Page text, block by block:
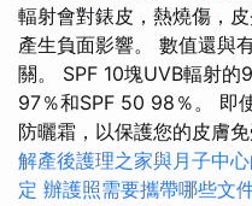
輻射會對錶皮，熱燒傷，
產生負面影響。 數值還與
關。 SPF 10塊UVB輻射
97％和SPF 50 98％。 即
防曬霜，以保護您的皮膚
解產後護理之家與月子中
定 辦護照需要攜帶哪些文